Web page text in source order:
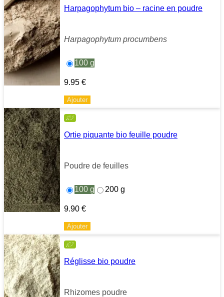
Harpagophytum bio – racine en poudre
Harpagophytum procumbens
100 g
9.95 €
Ajouter
Ortie piquante bio feuille poudre
Poudre de feuilles
100 g 200 g
9.90 €
Ajouter
Réglisse bio poudre
Rhizomes poudre